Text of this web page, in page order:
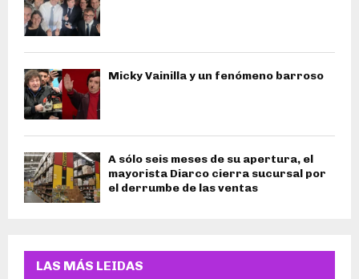
Micky Vainilla y un fenómeno barroso
A sólo seis meses de su apertura, el
mayorista Diarco cierra sucursal por
el derrumbe de las ventas
LAS MÁS LEIDAS